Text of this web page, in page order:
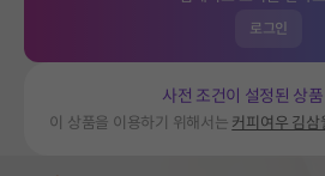
로그인
사전 조건이 설정된 상품
이 상품을 이용하기 위해서는 커피여우 김삼